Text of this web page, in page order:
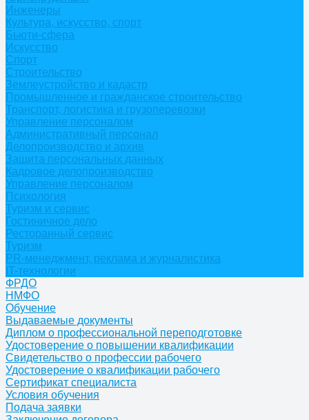
Инженеры
Культура, искусство, спорт
Бьюти-сфера
Искусство
Спорт
Строительство
Землеустройство и кадастр
Промышленное и гражданское строительство
Транспорт, логистика и грузоперевозки
Управление персоналом
Административный персонал
Делопроизводство и архив
Защита персональных данных
Кадровое делопроизводство
Управление персоналом
Психология
Туризм и сервис
Гостиничное дело
Ресторанный сервис
Туризм
PR-менеджмент, реклама и журналистика
IT-технологии
ФРДО
НМФО
Обучение
Выдаваемые документы
Диплом о профессиональной переподготовке
Удостоверение о повышении квалификации
Свидетельство о профессии рабочего
Удостоверение о квалификации рабочего
Сертификат специалиста
Условия обучения
Подача заявки